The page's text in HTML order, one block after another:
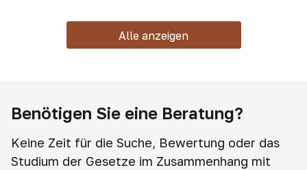
Alle anzeigen
Benötigen Sie eine Beratung?
Keine Zeit für die Suche, Bewertung oder das
Studium der Gesetze im Zusammenhang mit